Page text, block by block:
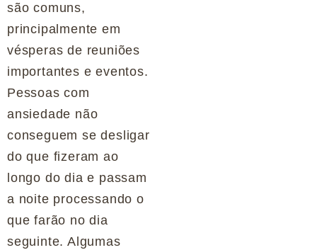
são comuns,
principalmente em
vésperas de reuniões
importantes e eventos.
Pessoas com
ansiedade não
conseguem se desligar
do que fizeram ao
longo do dia e passam
a noite processando o
que farão no dia
seguinte. Algumas